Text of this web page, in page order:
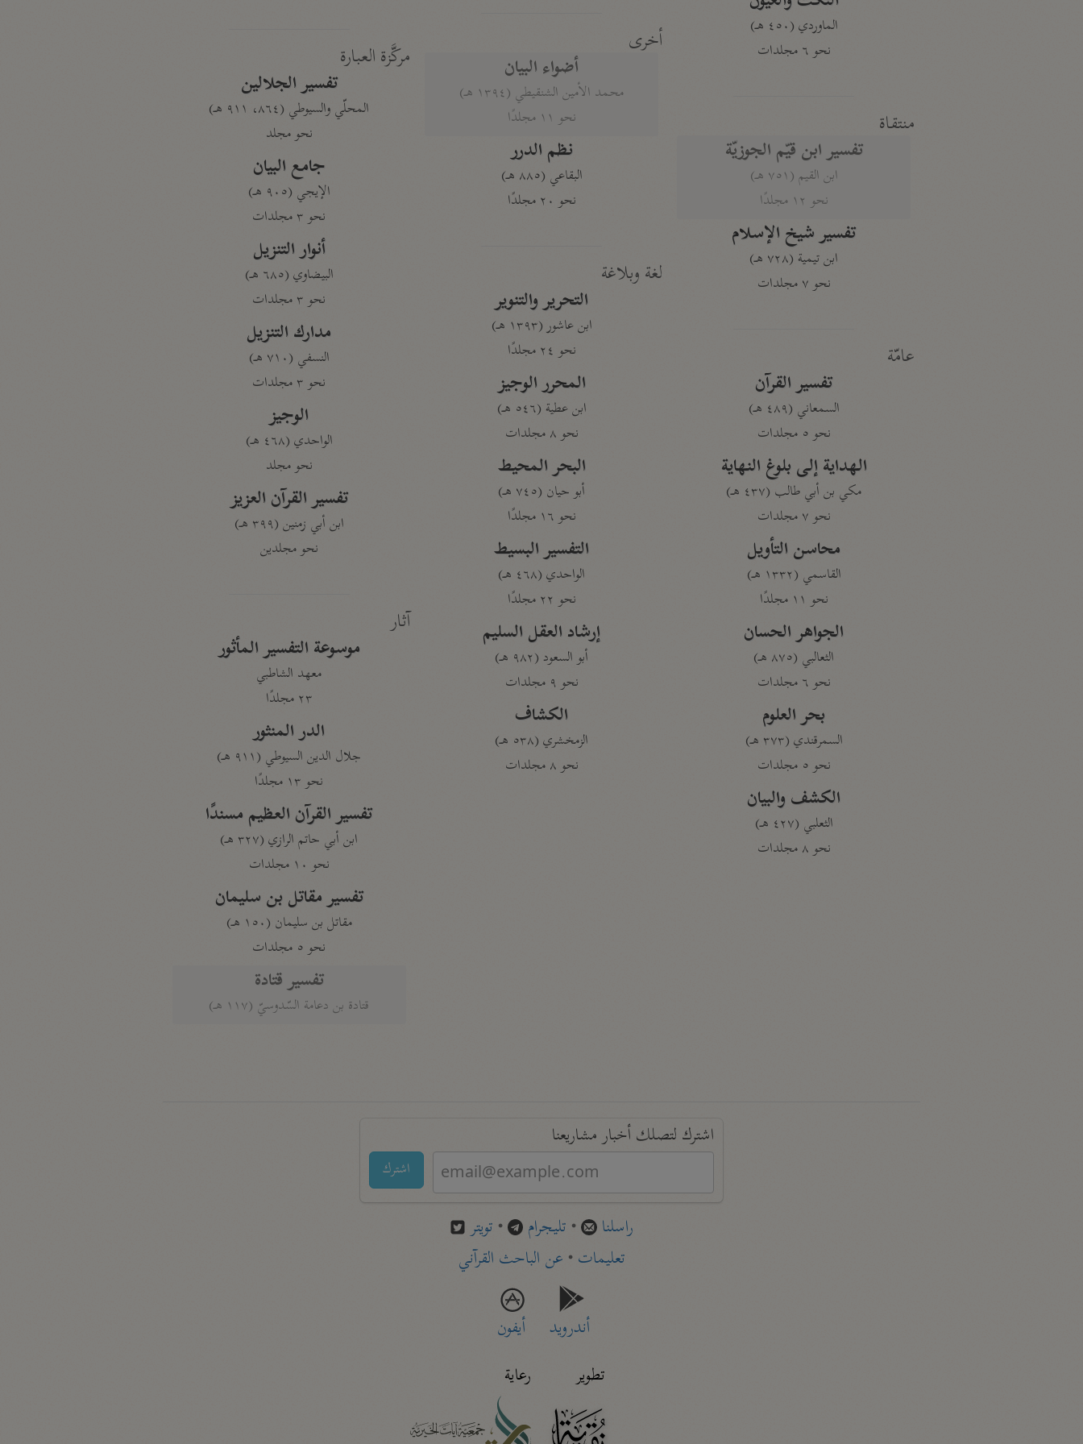
الماوردي (٤٥٠ هـ)
نحو ٦ مجلدات
منتقاة
تفسير ابن قيّم الجوزيّة
ابن القيم (٧٥١ هـ)
نحو ١٢ مجلدًا
تفسير شيخ الإسلام
ابن تيمية (٧٢٨ هـ)
نحو ٧ مجلدات
عامّة
تفسير القرآن
السمعاني (٤٨٩ هـ)
نحو ٥ مجلدات
الهداية إلى بلوغ النهاية
مكي بن أبي طالب (٤٣٧ هـ)
نحو ٧ مجلدات
محاسن التأويل
القاسمي (١٣٣٢ هـ)
نحو ١١ مجلدًا
الجواهر الحسان
الثعالبي (٨٧٥ هـ)
نحو ٦ مجلدات
بحر العلوم
السمرقندي (٣٧٣ هـ)
نحو ٥ مجلدات
الكشف والبيان
الثعلبي (٤٢٧ هـ)
نحو ٨ مجلدات
أخرى
أضواء البيان
محمد الأمين الشنقيطي (١٣٩٤ هـ)
نحو ١١ مجلدًا
نظم الدرر
البقاعي (٨٨٥ هـ)
نحو ٢٠ مجلدًا
لغة وبلاغة
التحرير والتنوير
ابن عاشور (١٣٩٣ هـ)
نحو ٢٤ مجلدًا
المحرر الوجيز
ابن عطية (٥٤٦ هـ)
نحو ٨ مجلدات
البحر المحيط
أبو حيان (٧٤٥ هـ)
نحو ١٦ مجلدًا
التفسير البسيط
الواحدي (٤٦٨ هـ)
نحو ٢٢ مجلدًا
إرشاد العقل السليم
أبو السعود (٩٨٢ هـ)
نحو ٩ مجلدات
الكشاف
الزمخشري (٥٣٨ هـ)
نحو ٨ مجلدات
مركَّزة العبارة
تفسير الجلالين
المحلّي والسيوطي (٨٦٤، ٩١١ هـ)
نحو مجلد
جامع البيان
الإيجي (٩٠٥ هـ)
نحو ٣ مجلدات
أنوار التنزيل
البيضاوي (٦٨٥ هـ)
نحو ٣ مجلدات
مدارك التنزيل
النسفي (٧١٠ هـ)
نحو ٣ مجلدات
الوجيز
الواحدي (٤٦٨ هـ)
نحو مجلد
تفسير القرآن العزيز
ابن أبي زمنين (٣٩٩ هـ)
نحو مجلدين
آثار
موسوعة التفسير المأثور
معهد الشاطبي
٢٣ مجلدًا
الدر المنثور
جلال الدين السيوطي (٩١١ هـ)
نحو ١٣ مجلدًا
تفسير القرآن العظيم مسندًا
ابن أبي حاتم الرازي (٣٢٧ هـ)
نحو ١٠ مجلدات
تفسير مقاتل بن سليمان
مقاتل بن سليمان (١٥٠ هـ)
نحو ٥ مجلدات
تفسير قتادة
قتادة بن دعامة السّدوسيّ (١١٧ هـ)
اشترك لتصلك أخبار مشاريعنا
اشترك
راسلنا • تليجرام • تويتر
تعليمات• عن الباحث القرآني
أندرويد
أيفون
تطوير
رعاية